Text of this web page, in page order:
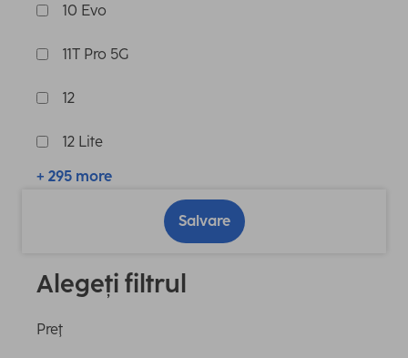
10 Evo
11T Pro 5G
12
12 Lite
+ 295 more
Salvare
Alegeți filtrul
Preţ